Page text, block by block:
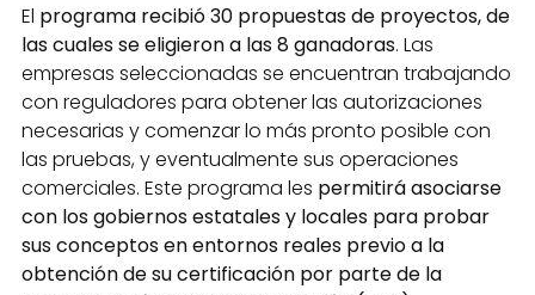
El programa recibió 30 propuestas de proyectos, de
las cuales se eligieron a las 8 ganadoras. Las
empresas seleccionadas se encuentran trabajando
con reguladores para obtener las autorizaciones
necesarias y comenzar lo más pronto posible con
las pruebas, y eventualmente sus operaciones
comerciales. Este programa les permitirá asociarse
con los gobiernos estatales y locales para probar
sus conceptos en entornos reales previo a la
obtención de su certificación por parte de la